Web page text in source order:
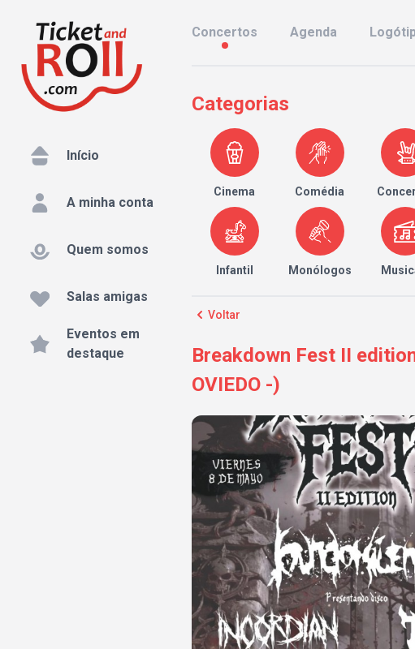
Início
A minha conta
Quem somos
Salas amigas
Eventos em
destaque
Concertos Agenda
Categorias
Cinema Comédia
Infantil Monólogos
Voltar
Breakdown Fest II
OVIEDO -)